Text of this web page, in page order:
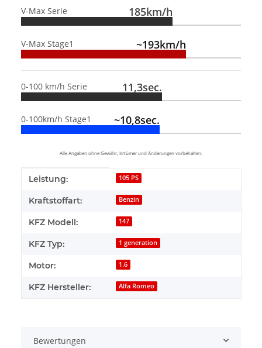
V-Max Serie 185km/h
V-Max Stage1 ~193km/h
0-100 km/h Serie 11,3sec.
0-100km/h Stage1 ~10,8sec.
Alle Angaben ohne Gewähr, Irrtümer und Änderungen vorbehalten.
Produkteigenschaft
Wert
Leistung: 105 PS
Kraftstoffart: Benzin
KFZ Modell: 147
KFZ Typ: 1 generation
Motor: 1.6
KFZ Hersteller: Alfa Romeo
Bewertungen